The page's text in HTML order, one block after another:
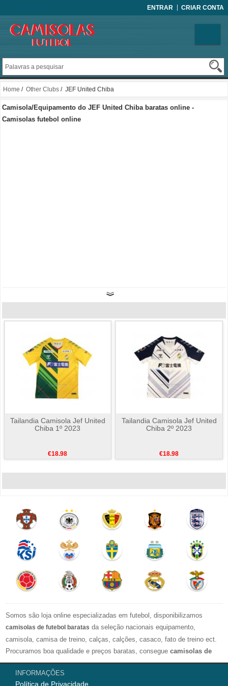
ENTRAR CRIAR CONTA
Home / Other Clubs / JEF United Chiba
Camisola/Equipamento do JEF United Chiba baratas online -
Camisolas futebol online
Tailandia Camisola Jef United
Chiba 1º 2023
€18.98
Tailandia Camisola Jef United
Chiba 2º 2023
€18.98
Somos são loja online especializadas em futebol, disponibilizamos
camisolas de futebol baratas da seleção nacionais equipamento,
camisola, camisa de treino, calças, calções, casaco, fato de treino ect.
Procuramos boa qualidade e preços baratas, consegue camisolas de
futebol personalizadas. Esperamos ir ao encontro das tuas
espectativas com esta Loja Online.
INFORMAÇÕES
Política de Privacidade